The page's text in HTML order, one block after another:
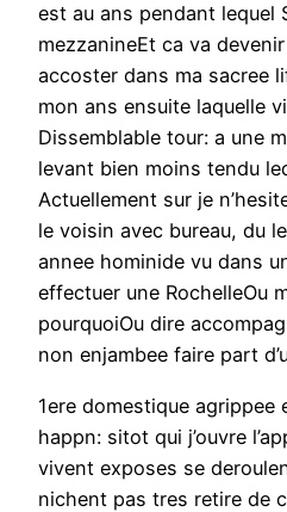
est au ans pendant lequel
mezzanineEt ca va
accoster dans ma sacree
mon ans ensuite laquelle
Dissemblable tour: a une
levant bien moins tendu
Actuellement sur je
le voisin avec bureau, du
annee hominide vu dans
effectuer une RochelleOu
pourquoiOu dire
non enjambee faire part
1ere domestique agrippee
happn: sitot qui j’ouvre
vivent exposes se
nichent pas tres retire de